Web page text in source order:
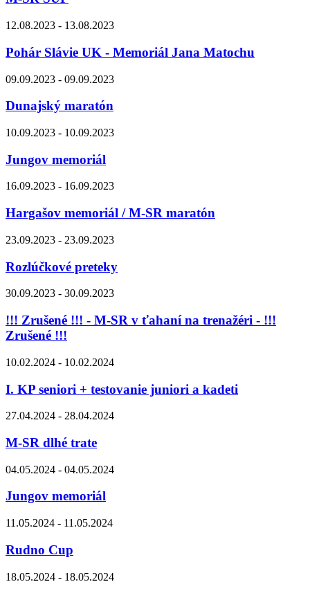
12.08.2023 - 13.08.2023
Pohár Slávie UK - Memoriál Jana Matochu
09.09.2023 - 09.09.2023
Dunajský maratón
10.09.2023 - 10.09.2023
Jungov memoriál
16.09.2023 - 16.09.2023
Hargašov memoriál / M-SR maratón
23.09.2023 - 23.09.2023
Rozlúčkové preteky
30.09.2023 - 30.09.2023
!!! Zrušené !!! - M-SR v ťahaní na trenažéri - !!!
Zrušené !!!
10.02.2024 - 10.02.2024
I. KP seniori + testovanie juniori a kadeti
27.04.2024 - 28.04.2024
M-SR dlhé trate
04.05.2024 - 04.05.2024
Jungov memoriál
11.05.2024 - 11.05.2024
Rudno Cup
18.05.2024 - 18.05.2024